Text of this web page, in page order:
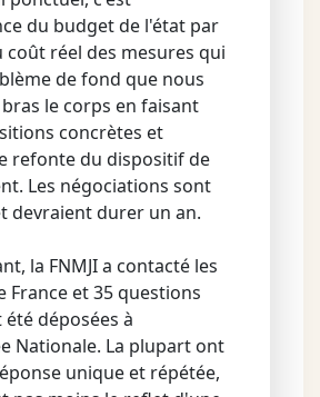
du budget de l'état par
réel des mesures qui
de fond que nous
le corps en faisant
concrètes et
refonte du dispositif de
Les négociations sont
devraient durer un an.
la FNMJI a contacté les
France et 35 questions
déposées à
Nationale. La plupart ont
unique et répétée,